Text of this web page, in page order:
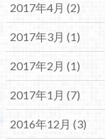
2017年4月 (2)
2017年3月 (1)
2017年2月 (1)
2017年1月 (7)
2016年12月 (3)